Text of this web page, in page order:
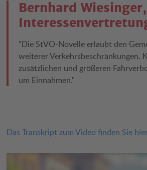
Bernhard
"Die StVO-Novelle erlaubt den
weiterer Verkehrsbeschränkungen.
zusätzlichen und größeren
um Einnahmen."
Das Transkript zum Video finden Sie